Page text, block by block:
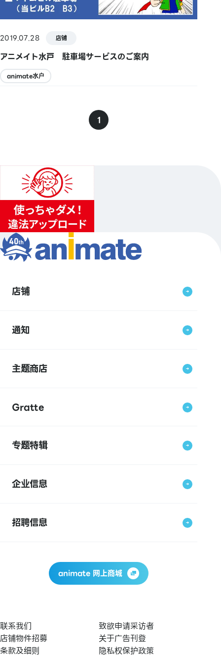
2019.07.28 店铺
アニメイト水戸 駐車場サービスのご案内
animate水户
1
店铺
通知
主题商店
Gratte
专题特辑
企业信息
招聘信息
animate 网上商城
联系我们
致欲申请采访者
店铺物件招募
关于广告刊登
条款及细则
隐私权保护政策